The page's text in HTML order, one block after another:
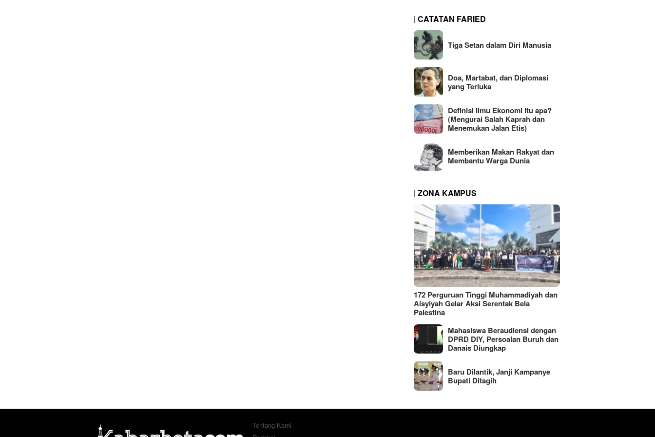
| CATATAN FARIED
Tiga Setan dalam Diri Manusia
Doa, Martabat, dan Diplomasi
yang Terluka
Definisi Ilmu Ekonomi itu apa?
(Mengurai Salah Kaprah dan
Menemukan Jalan Etis)
Memberikan Makan Rakyat dan
Membantu Warga Dunia
| ZONA KAMPUS
172 Perguruan Tinggi Muhammadiyah dan
Aisyiyah Gelar Aksi Serentak Bela
Palestina
Mahasiswa Beraudiensi dengan
DPRD DIY, Persoalan Buruh dan
Danais Diungkap
Baru Dilantik, Janji Kampanye
Bupati Ditagih
Tentang Kami